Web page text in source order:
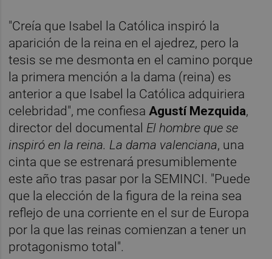
"Creía que Isabel la Católica inspiró la
aparición de la reina en el ajedrez, pero la
tesis se me desmonta en el camino porque
la primera mención a la dama (reina) es
anterior a que Isabel la Católica adquiriera
celebridad", me confiesa Agustí Mezquida,
director del documental El hombre que se
inspiró en la reina. La dama valenciana, una
cinta que se estrenará presumiblemente
este año tras pasar por la SEMINCI. "Puede
que la elección de la figura de la reina sea
reflejo de una corriente en el sur de Europa
por la que las reinas comienzan a tener un
protagonismo total".